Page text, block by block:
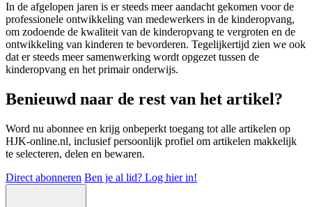
In de afgelopen jaren is er steeds meer aandacht gekomen voor de
professionele ontwikkeling van medewerkers in de kinderopvang,
om zodoende de kwaliteit van de kinderopvang te vergroten en de
ontwikkeling van kinderen te bevorderen. Tegelijkertijd zien we ook
dat er steeds meer samenwerking wordt opgezet tussen de
kinderopvang en het primair onderwijs.
Benieuwd naar de rest van het artikel?
Word nu abonnee en krijg onbeperkt toegang tot alle artikelen op
HJK-online.nl, inclusief persoonlijk profiel om artikelen makkelijk
te selecteren, delen en bewaren.
Direct abonneren Ben je al lid? Log hier in!